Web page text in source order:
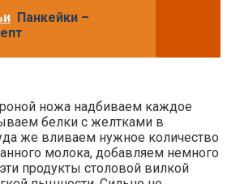
Панкейки –
ножа надбиваем каждое
белки с желтками в
же вливаем нужное количество
молока, добавляем немного
продукты столовой вилкой